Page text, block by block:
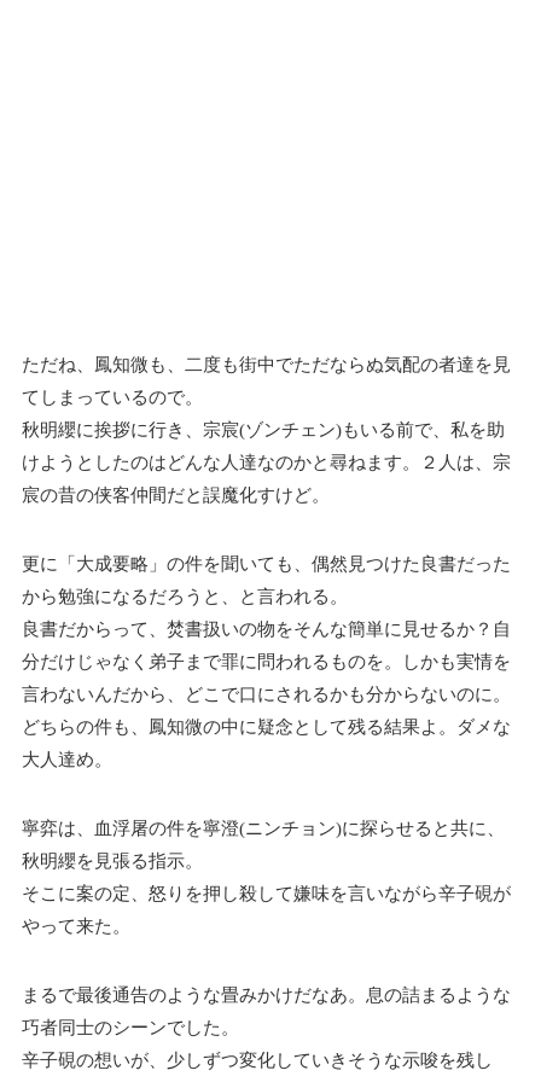
ただね、鳳知微も、二度も街中でただならぬ気配の者達を見
てしまっているので。
秋明纓に挨拶に行き、宗宸(ゾンチェン)もいる前で、私を助
けようとしたのはどんな人達なのかと尋ねます。２人は、宗
宸の昔の侠客仲間だと誤魔化すけど。
更に「大成要略」の件を聞いても、偶然見つけた良書だった
から勉強になるだろうと、と言われる。
良書だからって、焚書扱いの物をそんな簡単に見せるか？自
分だけじゃなく弟子まで罪に問われるものを。しかも実情を
言わないんだから、どこで口にされるかも分からないのに。
どちらの件も、鳳知微の中に疑念として残る結果よ。ダメな
大人達め。
寧弈は、血浮屠の件を寧澄(ニンチョン)に探らせると共に、
秋明纓を見張る指示。
そこに案の定、怒りを押し殺して嫌味を言いながら辛子硯が
やって来た。
まるで最後通告のような畳みかけだなあ。息の詰まるような
巧者同士のシーンでした。
辛子硯の想いが、少しずつ変化していきそうな示唆を残し